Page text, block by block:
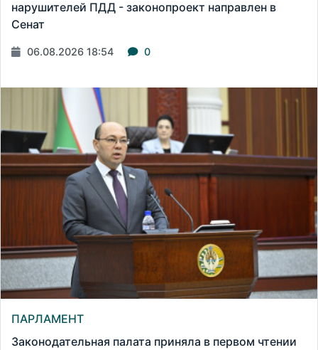
нарушителей ПДД - законопроект направлен в
Сенат
06.08.2026 18:54 0
ПАРЛАМЕНТ
Законодательная палата приняла в первом чтении